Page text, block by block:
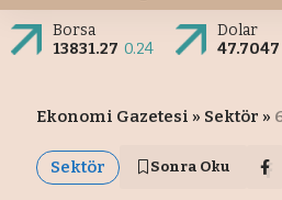
Borsa
13831.27 0.24
Dolar
47.7047
Ekonomi Gazetesi » Sektör »
Sektör Sonra Oku